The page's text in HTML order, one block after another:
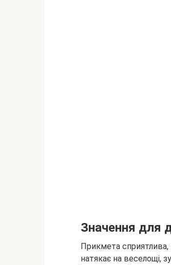
Значення для
Прикмета сприятлива,
натякає на веселощі,